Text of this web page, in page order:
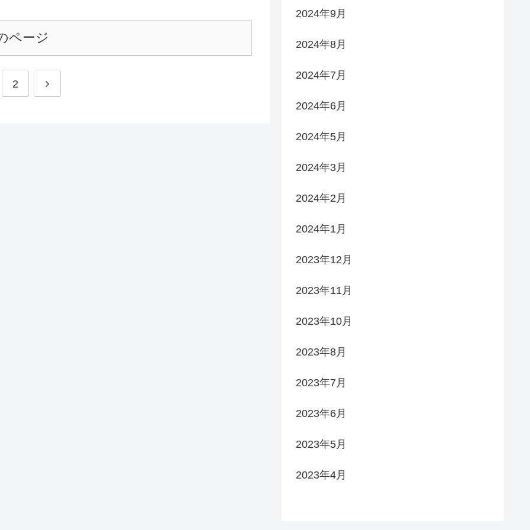
ページ
2
2024年9月
2024年8月
2024年7月
2024年6月
2024年5月
2024年3月
2024年2月
2024年1月
2023年12月
2023年11月
2023年10月
2023年8月
2023年7月
2023年6月
2023年5月
2023年4月